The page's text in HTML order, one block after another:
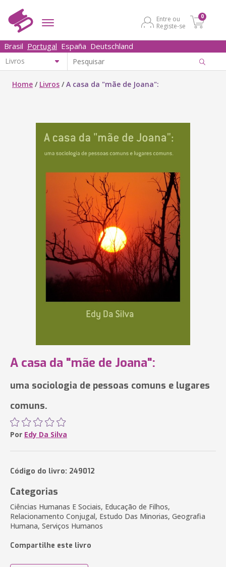
Entre ou
Registe-se
0
Brasil Portugal España Deutschland
Home / Livros /A casa da "mãe de Joana":
A casa da "mãe de Joana":
uma sociologia de pessoas comuns e lugares
comuns.
Por Edy Da Silva
Código do livro: 249012
Categorias
Ciências Humanas E Sociais, Educação de Filhos,
Relacionamento Conjugal, Estudo Das Minorias, Geografia
Humana, Serviços Humanos
Compartilhe este livro